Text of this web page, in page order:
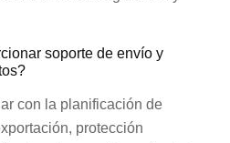
soporte de envío y
con la planificación de
protección